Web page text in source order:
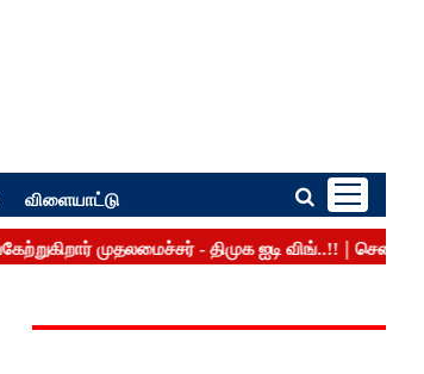
விளையாட்டு